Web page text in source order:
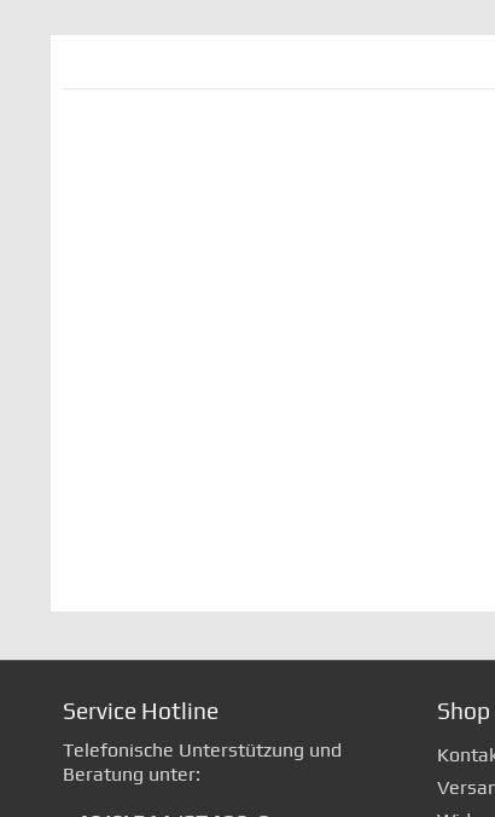
Service Hotline
Telefonische Unterstützung und
Beratung unter:
Shop